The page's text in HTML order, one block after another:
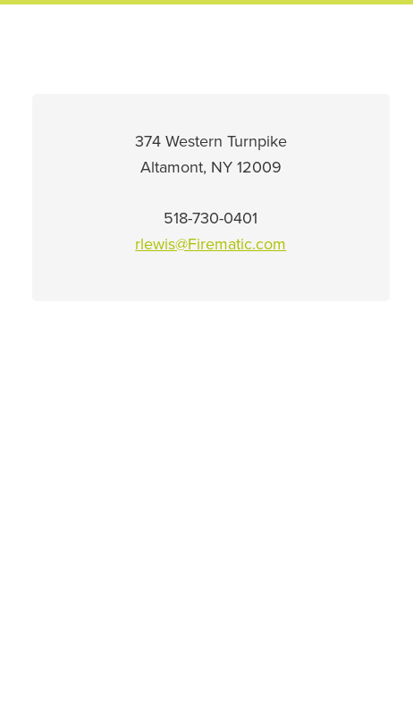
374 Western Turnpike
Altamont, NY 12009
518-730-0401
rlewis@Firematic.com